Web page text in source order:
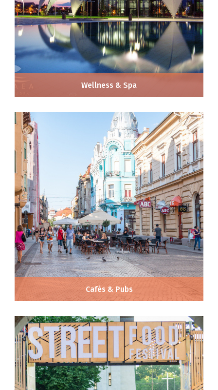
Wellness & Spa
Cafés & Pubs